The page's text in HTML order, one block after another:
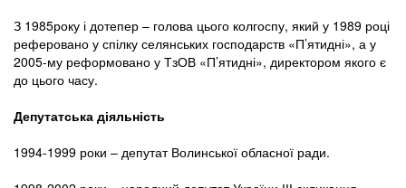
З 1985року і дотепер – голова цього колгоспу, який у 1989 році
реферовано у спілку селянських господарств «П’ятидні», а у
2005-му реформовано у ТзОВ «П’ятидні», директором якого є
до цього часу.
Депутатська діяльність
1994-1999 роки – депутат Волинської обласної ради.